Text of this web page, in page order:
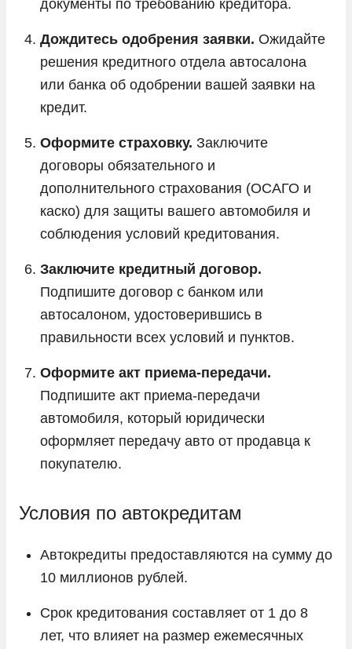
документы по требованию кредитора.
Дождитесь одобрения заявки. Ожидайте
решения кредитного отдела автосалона
или банка об одобрении вашей заявки на
кредит.
Оформите страховку. Заключите
договоры обязательного и
дополнительного страхования (ОСАГО и
каско) для защиты вашего автомобиля и
соблюдения условий кредитования.
Заключите кредитный договор.
Подпишите договор с банком или
автосалоном, удостоверившись в
правильности всех условий и пунктов.
Оформите акт приема-передачи.
Подпишите акт приема-передачи
автомобиля, который юридически
оформляет передачу авто от продавца к
покупателю.
Условия по автокредитам
Автокредиты предоставляются на сумму до
10 миллионов рублей.
Срок кредитования составляет от 1 до 8
лет, что влияет на размер ежемесячных